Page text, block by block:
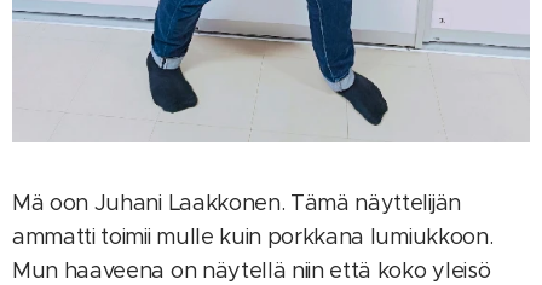
Mä oon Juhani Laakkonen. Tämä näyttelijän
ammatti toimii mulle kuin porkkana lumiukkoon.
Mun haaveena on näytellä niin että koko yleisö